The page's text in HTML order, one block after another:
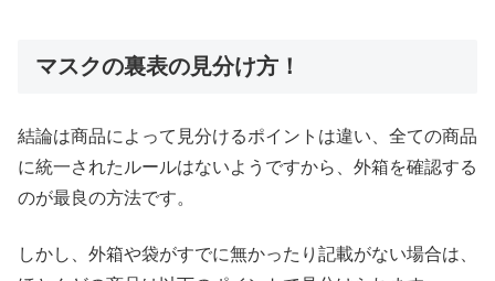
マスクの裏表の見分け方！
結論は商品によって見分けるポイントは違い、全ての商品
に統一されたルールはないようですから、外箱を確認する
のが最良の方法です。
しかし、外箱や袋がすでに無かったり記載がない場合は、